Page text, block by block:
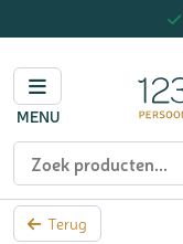
MENU
Zoeken
Terug